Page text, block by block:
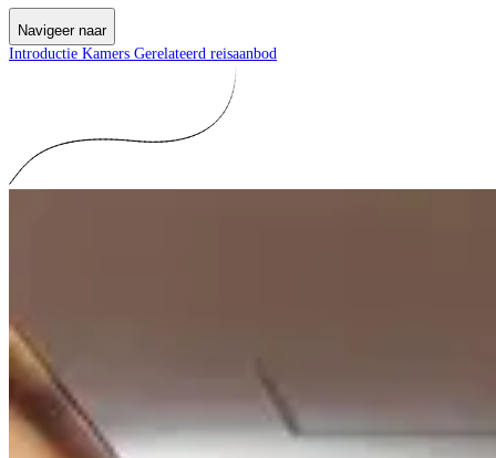
Navigeer naar
Introductie Kamers Gerelateerd reisaanbod